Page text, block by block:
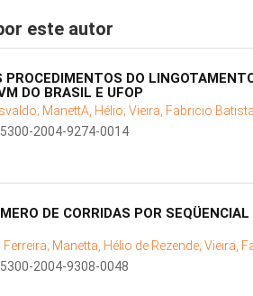
este autor
PROCEDIMENTOS DO
DO BRASIL E UFOP
ManettA, Hélio; Vieira, Fabricio
2004-9274-0014
DE CORRIDAS POR
Manetta, Hélio de Rezende; Vieira,
2004-9308-0048